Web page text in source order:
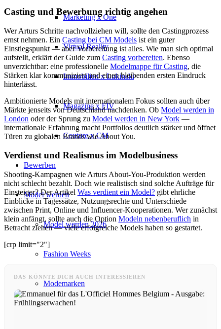
Marketing x One
Virtual Reality
Immobilien x Lukinski
Magazine x FIV
Couture x CM
Bewerben
Model werden
Model werden 2026
Fashion Weeks
Modemarken
Casting und Bewerbung richtig angehen
Wer Arturs Schritte nachvollziehen will, sollte den Castingprozess
ernst nehmen. Ein Casting bei CM Models ist ein guter
Einstiegspunkt — aber Vorbereitung ist alles. Wie man sich optimal
aufstellt, erklärt der Guide zum Casting vorbereiten. Ebenso
unverzichtbar: eine professionelle Modelmappe für Casting, die
Stärken klar kommuniziert und einen bleibenden ersten Eindruck
hinterlässt.
Ambitionierte Models mit internationalem Fokus sollten auch über
Märkte jenseits von Deutschland nachdenken. Ob Model werden in
London oder der Sprung zu Model werden in New York —
internationale Erfahrung macht Portfolios deutlich stärker und öffnet
Türen zu globalen Brands wie About You.
Verdienst und Realismus im Modelbusiness
Shooting-Kampagnen wie Arturs About-You-Produktion werden
nicht schlecht bezahlt. Doch wie realistisch sind solche Aufträge für
Einsteiger? Der Artikel Was verdient ein Model? gibt ehrliche
Einblicke in Tagessätze, Nutzungsrechte und Unterschiede
zwischen Print, Online und Influencer-Kooperationen. Wer zunächst
klein anfängt, sollte auch die Option Modeln nebenberuflich in
Betracht ziehen — viele erfolgreiche Models haben so gestartet.
[crp limit="2"]
DAS KÖNNTE DICH AUCH INTERESSIEREN